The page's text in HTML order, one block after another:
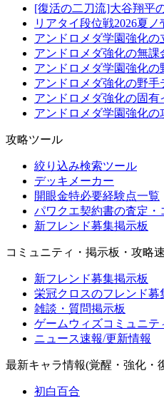
[復活の二刀流]大谷翔平
リアタイ段位戦2026夏
アンドロメダ学園強化の
アンドロメダ強化の無
アンドロメダ学園強化の
アンドロメダ強化の野手
アンドロメダ強化の固有
アンドロメダ学園強化の
攻略ツール
絞り込み検索ツール
デッキメーカー
開眼金特必要経験点一覧
パワクエ契約書の査定・
新フレンド募集掲示板
コミュニティ・掲示板・攻略
新フレンド募集掲示板
栄冠クロスのフレンド募
雑談・質問掲示板
ゲームウィズコミュニテ
ニュース速報/更新情報
最新キャラ情報(覚醒・強化・
初白百合